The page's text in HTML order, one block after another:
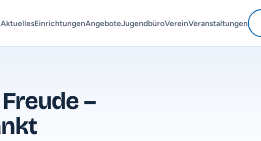
AktuellesEinrichtungenAngeboteJugendbüroVereinVeranstaltungen
–